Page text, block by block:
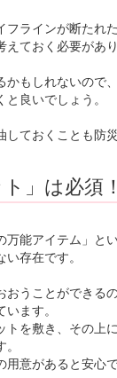
フラインが断たれ
ておく必要があり
かもしれないので
良いでしょう。
ておくことも防
」は必須！
万能アイテム」と
存在です。
おうことができる
ます。
トを敷き、その上
意があると安心で